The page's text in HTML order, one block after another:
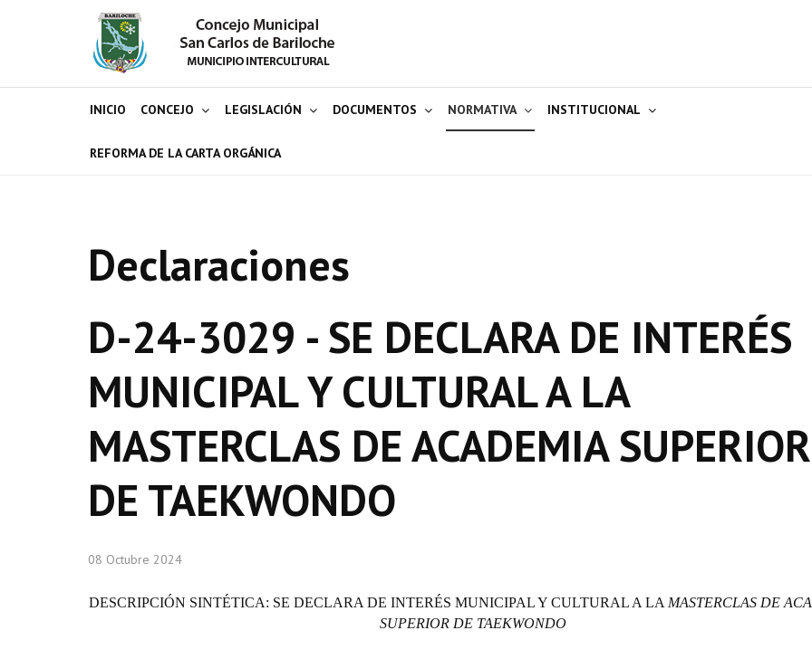
INICIO CONCEJO LEGISLACIÓN DOCUMENTOS NORMATIVA INSTITUCIONAL
REFORMA DE LA CARTA ORGÁNICA
Declaraciones
D-24-3029 - SE DECLARA DE INTERÉS
MUNICIPAL Y CULTURAL A LA
MASTERCLAS DE ACADEMIA SUPERIOR
DE TAEKWONDO
08 Octubre 2024
DESCRIPCIÓN SINTÉTICA: SE DECLARA DE INTERÉS MUNICIPAL Y CULTURAL A LA MASTERCLAS DE
SUPERIOR DE TAEKWONDO